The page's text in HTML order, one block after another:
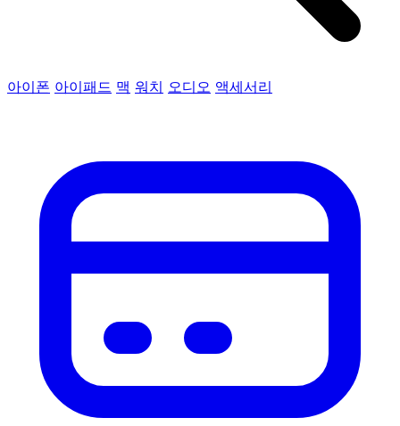
아이폰 아이패드 맥 워치 오디오 액세서리